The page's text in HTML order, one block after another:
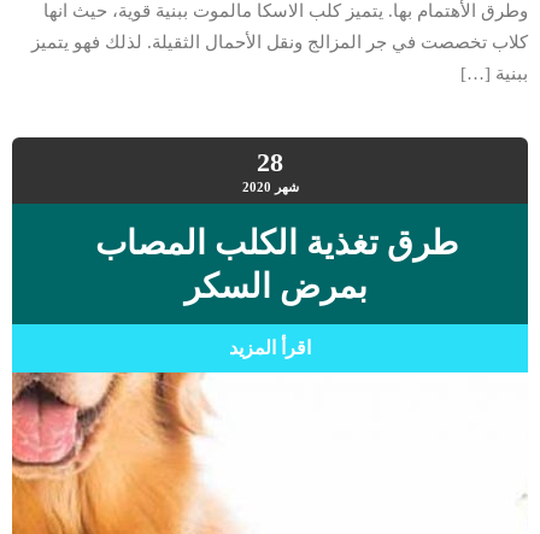
وطرق الأهتمام بها. يتميز كلب الاسكا مالموت ببنية قوية، حيث انها
كلاب تخصصت في جر المزالج ونقل الأحمال الثقيلة. لذلك فهو يتميز
ببنية […]
28
شهر 2020
طرق تغذية الكلب المصاب
بمرض السكر
اقرأ المزيد